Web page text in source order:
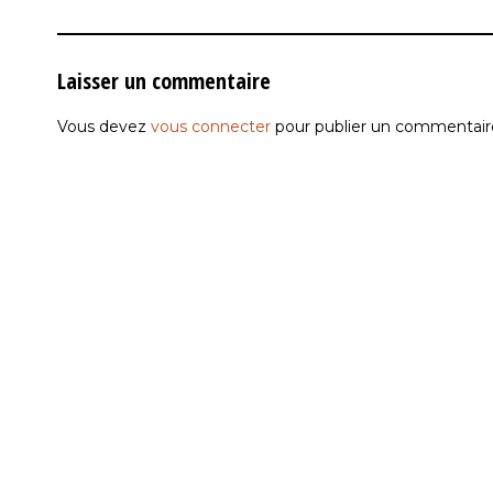
Laisser un commentaire
Vous devez vous connecter pour publier un